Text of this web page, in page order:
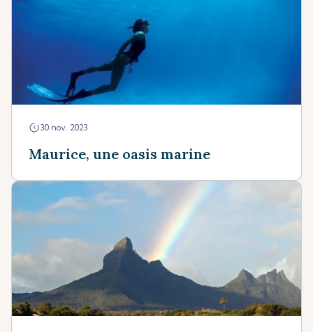
30 nov. 2023
Maurice, une oasis marine